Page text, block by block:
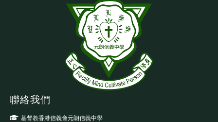
聯絡我們
基督教香港信義會元朗信義中學